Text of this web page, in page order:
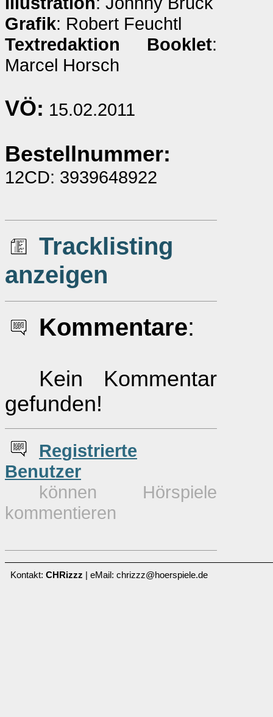
Grafik: Robert Feuchtl
Textredaktion Booklet:
Marcel Horsch
VÖ: 15.02.2011
Bestellnummer:
12CD: 3939648922
Tracklisting
anzeigen
Kommentare:
Kein Kommentar
gefunden!
Registrierte
Benutzer
können Hörspiele
kommentieren
Kontakt: CHRizzz | eMail: chrizzz@hoerspiele.de